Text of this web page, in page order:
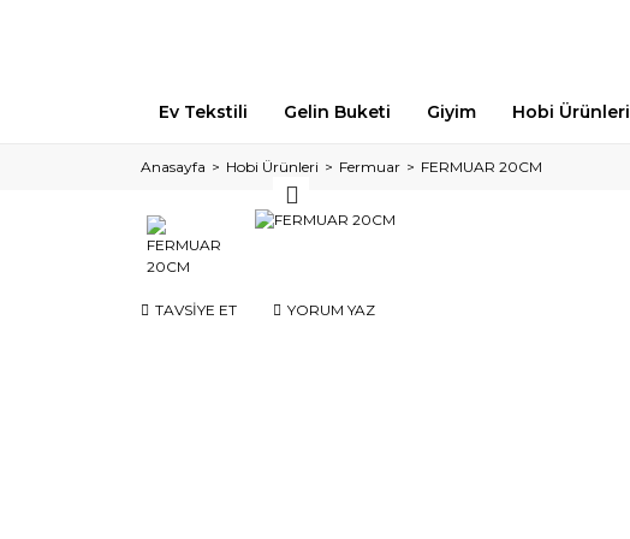
Ev Tekstili Gelin Buketi Giyim Hobi Ürünleri
Anasayfa Hobi Ürünleri Fermuar FERMUAR 20CM
TAVSİYE ET YORUM YAZ